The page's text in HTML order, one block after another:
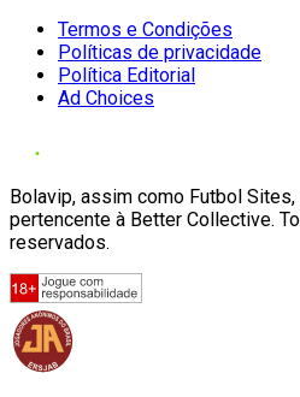
Termos e Condições
Políticas de privacidade
Política Editorial
Ad Choices
Bolavip, assim como Futbol
pertencente à Better Collective.
reservados.